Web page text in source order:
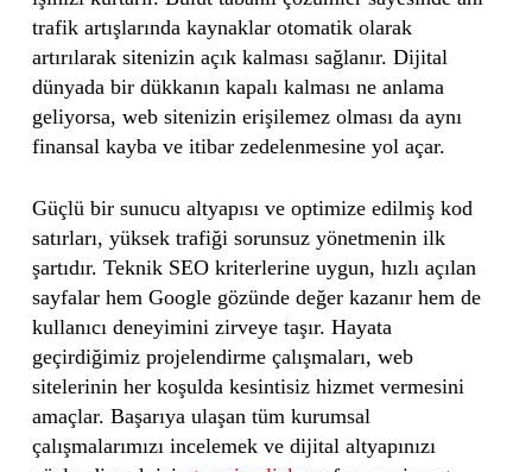
trafik artışlarında kaynaklar otomatik olarak
artırılarak sitenizin açık kalması sağlanır. Dijital
dünyada bir dükkanın kapalı kalması ne anlama
geliyorsa, web sitenizin erişilemez olması da aynı
finansal kayba ve itibar zedelenmesine yol açar.
Güçlü bir sunucu altyapısı ve optimize edilmiş kod
satırları, yüksek trafiği sorunsuz yönetmenin ilk
şartıdır. Teknik SEO kriterlerine uygun, hızlı açılan
sayfalar hem Google gözünde değer kazanır hem de
kullanıcı deneyimini zirveye taşır. Hayata
geçirdiğimiz projelendirme çalışmaları, web
sitelerinin her koşulda kesintisiz hizmet vermesini
amaçlar. Başarıya ulaşan tüm kurumsal
çalışmalarımızı incelemek ve dijital altyapınızı